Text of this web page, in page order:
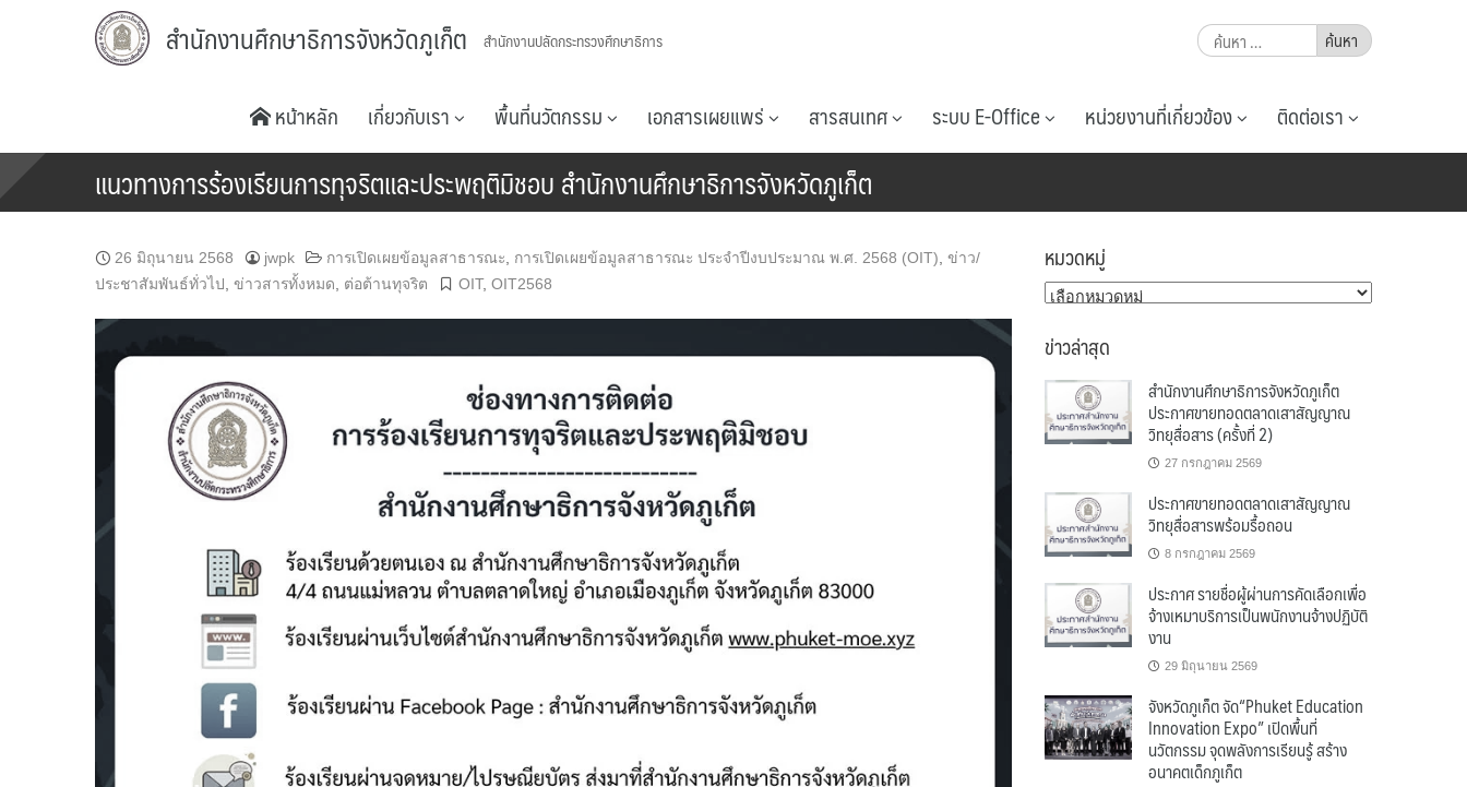
สำนักงานศึกษาธิการจังหวัดภูเก็ต สำนักงานปลัดกระทรวงศึกษาธิการ
ค้นหา
สำหรับ:
หน้าหลัก เกี่ยวกับเรา พื้นที่นวัตกรรม เอกสารเผยแพร่ สารสนเทศ ระบบ E-Office หน่วยงานที่เกี่ยวข้อง ติดต่อเรา
แนวทางการร้องเรียนการทุจริตและประพฤติมิชอบ สำนักงานศึกษาธิการจังหวัดภูเก็ต
26 มิถุนายน 2568 jwpk การเปิดเผยข้อมูลสาธารณะ การเปิดเผยข้อมูลสาธารณะ ประจำปีงบประมาณ พ.ศ. 2568 (OIT) ข่าว/
ประชาสัมพันธ์ทั่วไป ข่าวสารทั้งหมด ต่อต้านทุจริต OIT, OIT2568
หมวดหมู่
หมวด
ข่าวล่าสุด
สำนักงานศึกษาธิการจังหวัดภูเก็ต
ประกาศขายทอดตลาดเสาสัญญาณ
วิทยุสื่อสาร (ครั้งที่ 2)
27 กรกฎาคม 2569
ประกาศขายทอดตลาดเสาสัญญาณ
วิทยุสื่อสารพร้อมรื้อถอน
8 กรกฎาคม 2569
ประกาศ รายชื่อผู้ผ่านการคัดเลือกเพื่อ
จ้างเหมาบริการเป็นพนักงานจ้างปฏิบัติ
งาน
29 มิถุนายน 2569
จังหวัดภูเก็ต จัด“Phuket Education
Innovation Expo” เปิดพื้นที่
นวัตกรรม จุดพลังการเรียนรู้ สร้าง
อนาคตเด็กภูเก็ต